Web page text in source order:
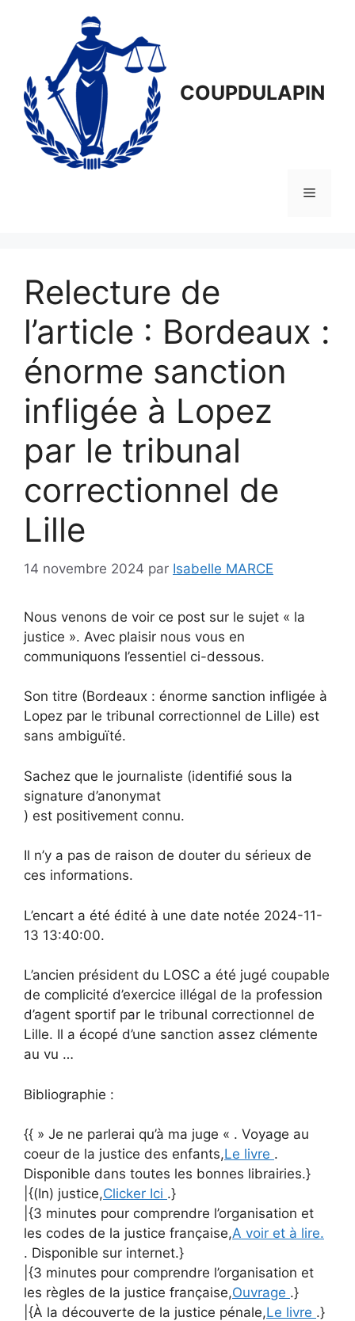
COUPDULAPIN
Menu
Relecture de
l’article : Bordeaux :
énorme sanction
infligée à Lopez
par le tribunal
correctionnel de
Lille
14 novembre 2024 par Isabelle MARCE
Nous venons de voir ce post sur le sujet « la
justice ». Avec plaisir nous vous en
communiquons l’essentiel ci-dessous.
Son titre (Bordeaux : énorme sanction infligée à
Lopez par le tribunal correctionnel de Lille) est
sans ambiguïté.
Sachez que le journaliste (identifié sous la
signature d’anonymat
) est positivement connu.
Il n’y a pas de raison de douter du sérieux de
ces informations.
L’encart a été édité à une date notée 2024-11-
13 13:40:00.
L’ancien président du LOSC a été jugé coupable
de complicité d’exercice illégal de la profession
d’agent sportif par le tribunal correctionnel de
Lille. Il a écopé d’une sanction assez clémente
au vu …
Bibliographie :
{{ » Je ne parlerai qu’à ma juge « . Voyage au
coeur de la justice des enfants,Le livre .
Disponible dans toutes les bonnes librairies.}
|{(In) justice,Clicker Ici .}
|{3 minutes pour comprendre l’organisation et
les codes de la justice française,A voir et à lire.
. Disponible sur internet.}
|{3 minutes pour comprendre l’organisation et
les règles de la justice française,Ouvrage .}
|{À la découverte de la justice pénale,Le livre .}